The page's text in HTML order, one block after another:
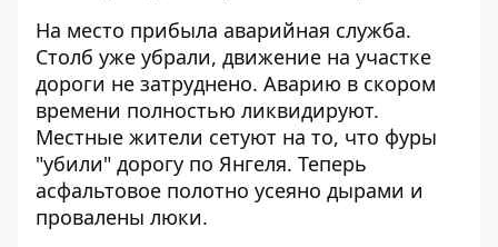
На место прибыла аварийная служба.
Столб уже убрали, движение на участке
дороги не затруднено. Аварию в скором
времени полностью ликвидируют.
Местные жители сетуют на то, что фуры
"убили" дорогу по Янгеля. Теперь
асфальтовое полотно усеяно дырами и
провалены люки.